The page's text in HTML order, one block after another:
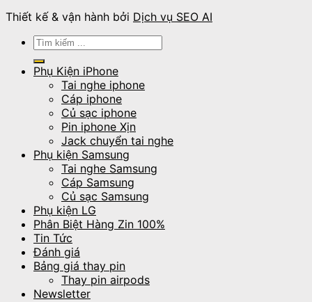
Thiết kế & vận hành bởi Dịch vụ SEO AI
Tìm
Phụ Kiện iPhone
Tai nghe iphone
Cáp iphone
Củ sạc iphone
Pin iphone Xịn
Jack chuyển tai nghe
Phụ kiện Samsung
Tai nghe Samsung
Cáp Samsung
Củ sạc Samsung
Phụ kiện LG
Phân Biệt Hàng Zin 100%
Tin Tức
Đánh giá
Bảng giá thay pin
Thay pin airpods
Newsletter